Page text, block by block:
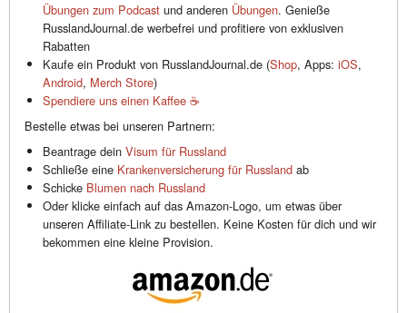
Übungen zum Podcast und anderen Übungen. Genieße
RusslandJournal.de werbefrei und profitiere von exklusiven
Rabatten
Kaufe ein Produkt von RusslandJournal.de (Shop, Apps: iOS,
Android, Merch Store)
Spendiere uns einen Kaffee ☕️
Bestelle etwas bei unseren Partnern:
Beantrage dein Visum für Russland
Schließe eine Krankenversicherung für Russland ab
Schicke Blumen nach Russland
Oder klicke einfach auf das Amazon-Logo, um etwas über
unseren Affiliate-Link zu bestellen. Keine Kosten für dich und wir
bekommen eine kleine Provision.